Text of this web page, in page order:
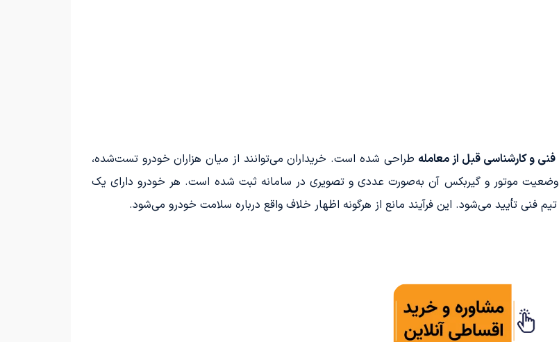
و کارشناسی قبل از معامله طراحی شده است. خریداران می‌توانند از میان هزاران خودرو تست‌شده،
وضعیت موتور و گیربکس آن به‌صورت عددی و تصویری در سامانه ثبت شده است. هر خودرو دارای یک
تأیید می‌شود. این فرآیند مانع از هرگونه اظهار خلاف واقع درباره سلامت خودرو می‌شود.